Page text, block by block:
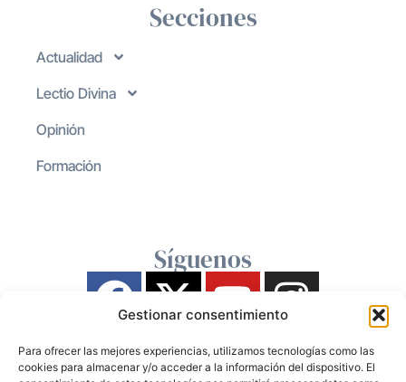
Gestionar consentimiento
Para ofrecer las mejores experiencias, utilizamos tecnologías como las
cookies para almacenar y/o acceder a la información del dispositivo. El
Secciones
Actualidad
Lectio Divina
Opinión
Formación
Síguenos